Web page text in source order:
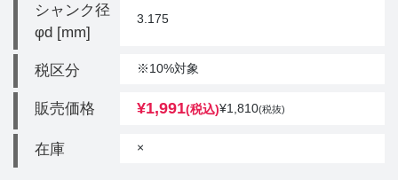
シャンク径
φd [mm]
3.175
税区分 ※10%対象
販売価格 ¥1,991(税込)¥1,810(税抜)
在庫 ×